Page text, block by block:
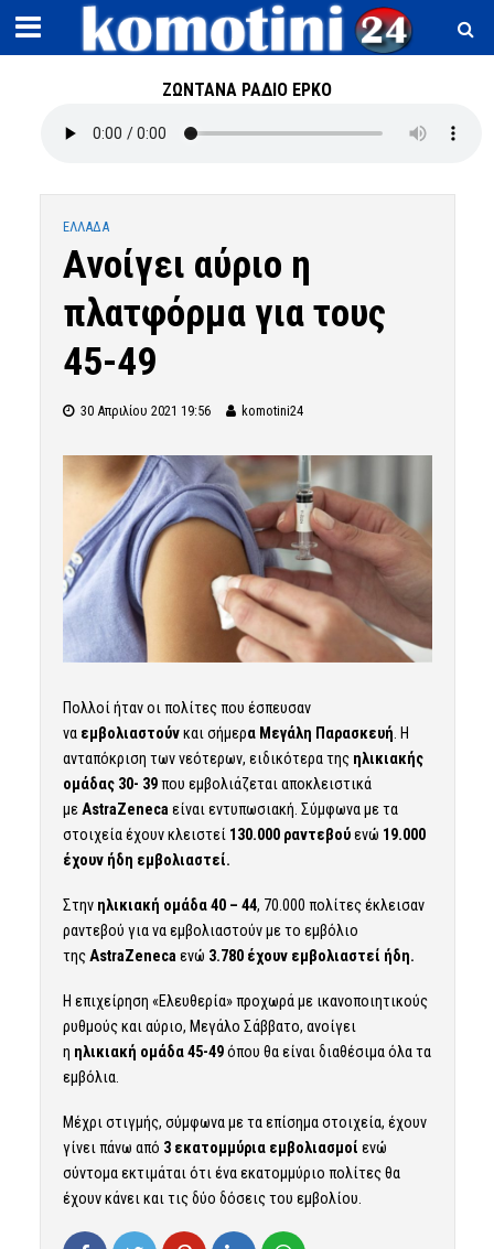
ΖΩΝΤΑΝΑ ΡΑΔΙΟ ΕΡΚΟ
ΕΛΛΑΔΑ
Ανοίγει αύριο η
πλατφόρμα για τους
45-49
30 Απριλίου 2021 19:56 komotini24
Πολλοί ήταν οι πολίτες που έσπευσαν
να εμβολιαστούνκαι σήμερα Μεγάλη Παρασκευή . Η
ανταπόκριση των νεότερων, ειδικότερα της ηλικιακής
ομάδας 30- 39που εμβολιάζεται αποκλειστικά
μεAstraZeneca είναι εντυπωσιακή. Σύμφωνα με τα
στοιχεία έχουν κλειστεί 130.000 ραντεβούενώ 19.000
έχουν ήδη εμβολιαστεί.
Στην ηλικιακή ομάδα 40 – 44, 70.000 πολίτες έκλεισαν
ραντεβού για να εμβολιαστούν με το εμβόλιο
τηςAstraZeneca ενώ 3.780 έχουν εμβολιαστεί ήδη.
Η επιχείρηση «Ελευθερία» προχωρά με ικανοποιητικούς
ρυθμούς και αύριο, Μεγάλο Σάββατο, ανοίγει
η ηλικιακή ομάδα 45-49όπου θα είναι διαθέσιμα όλα τα
εμβόλια.
Μέχρι στιγμής, σύμφωνα με τα επίσημα στοιχεία, έχουν
γίνει πάνω από 3 εκατομμύρια εμβολιασμοί ενώ
σύντομα εκτιμάται ότι ένα εκατομμύριο πολίτες θα
έχουν κάνει και τις δύο δόσεις του εμβολίου.